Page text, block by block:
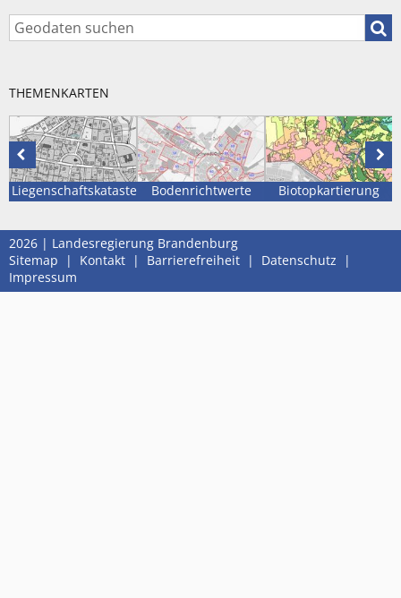
THEMENKARTEN
Vorhergehende
Karte
Liegenschaftskataster
Bodenrichtwerte Biotopkartierung
2026 | Landesregierung Brandenburg
Sitemap
| Kontakt | Barrierefreiheit | Datenschutz
|
Impressum